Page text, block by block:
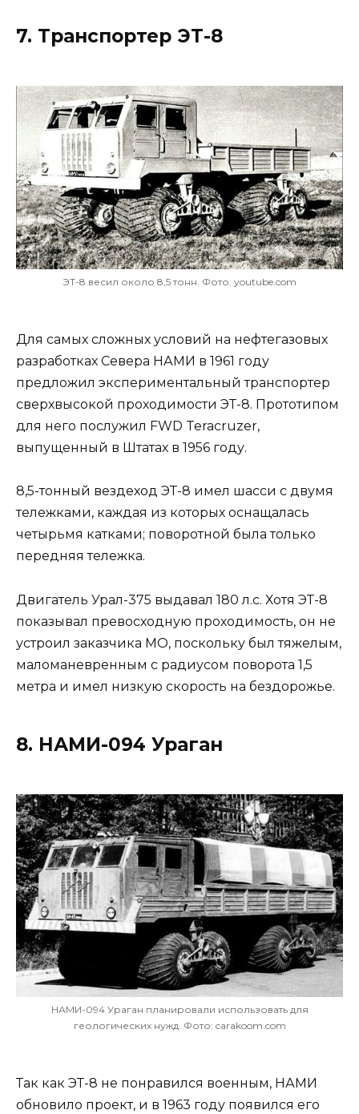
7. Транспортер ЭТ-8
ЭТ-8 весил около 8,5 тонн. Фото: youtube.com
Для самых сложных условий на нефтегазовых
разработках Севера НАМИ в 1961 году
предложил экспериментальный транспортер
сверхвысокой проходимости ЭТ-8. Прототипом
для него послужил FWD Teracruzer,
выпущенный в Штатах в 1956 году.
8,5-тонный вездеход ЭТ-8 имел шасси с двумя
тележками, каждая из которых оснащалась
четырьмя катками; поворотной была только
передняя тележка.
Двигатель Урал-375 выдавал 180 л.с. Хотя ЭТ-8
показывал превосходную проходимость, он не
устроил заказчика МО, поскольку был тяжелым,
маломаневренным с радиусом поворота 1,5
метра и имел низкую скорость на бездорожье.
8. НАМИ-094 Ураган
НАМИ-094 Ураган планировали использовать для
геологических нужд. Фото: carakoom.com
Так как ЭТ-8 не понравился военным, НАМИ
обновило проект, и в 1963 году появился его